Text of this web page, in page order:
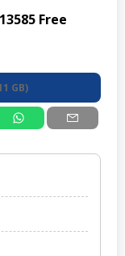
Free
GB)